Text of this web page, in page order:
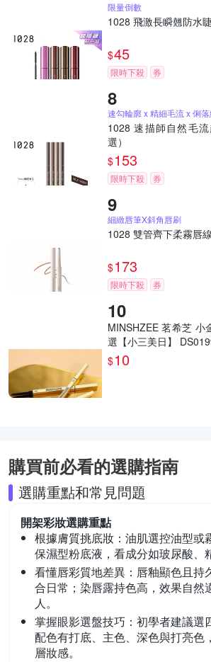
限量倒數
1028 飛激長瞬翹防水
$45
限時下殺 券
速勾輪廓 x 精細毛流 x 俐
1028 速描師自然毛
選）
$153
限時下殺 券
細緻唇筆X斜角唇刷
1028 雙管齊下柔霧唇
$173
限時下殺 券
MINSHZEE 茗希芝 小
選【小三美日】
$10
購買前必看的選購指南
選購重點和常見問題
開架彩妝選購重點
根據膚質挑底妝： 油肌選控油型或
保濕型粉底液，看成分如玻尿酸、
看懂唇彩質地差異： 唇釉顯色且持
合日常；染唇露持色高，效果自然
人。
掌握眼影選盤技巧： 初學者建議選
配色有打底、主色、深色與打亮色
層妝感。